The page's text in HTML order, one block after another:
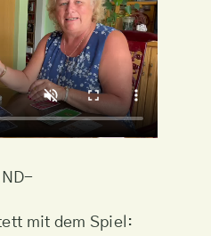
mit dem Spiel: